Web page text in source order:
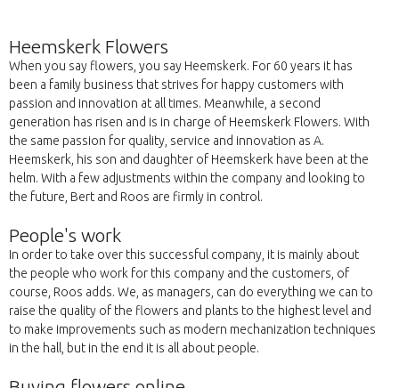
Heemskerk Flowers
When you say flowers, you say Heemskerk. For 60 years it has
been a family business that strives for happy customers with
passion and innovation at all times. Meanwhile, a second
generation has risen and is in charge of Heemskerk Flowers. With
the same passion for quality, service and innovation as A.
Heemskerk, his son and daughter of Heemskerk have been at the
helm. With a few adjustments within the company and looking to
the future, Bert and Roos are firmly in control.
People's work
In order to take over this successful company, it is mainly about
the people who work for this company and the customers, of
course, Roos adds. We, as managers, can do everything we can to
raise the quality of the flowers and plants to the highest level and
to make improvements such as modern mechanization techniques
in the hall, but in the end it is all about people.